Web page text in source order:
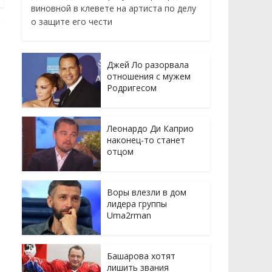
виновной в клевете на артиста по делу
о защите его чести
Джей Ло разорвала
отношения с мужем
Родригесом
Леонардо Ди Каприо
наконец-то станет
отцом
Воры влезли в дом
лидера группы
Uma2rman
Башарова хотят
лишить звания